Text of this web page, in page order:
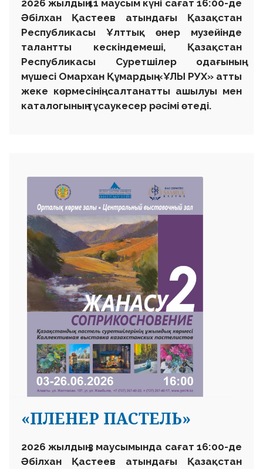
2026 жылдың 11 маусым күні сағат 16:00-де
Әбілхан Қастеев атындағы Қазақстан
Республикасы Ұлттық өнер музейінде
талантты кескіндемеші, Қазақстан
Республикасы Суретшілер одағының
мүшесі Омархан Құмардың «ҰЛЫ РУХ» атты
жеке көрмесінің салтанатты ашылуы мен
каталогының тұсаукесер рәсімі өтеді.
«ПЛЕНЕР ПАСТЕЛЬ»
2026 жылдың 3 маусымында сағат 16:00-де
Әбілхан Қастеев атындағы Қазақстан